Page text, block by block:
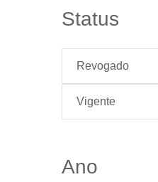
Status
Revogado
Vigente
Ano